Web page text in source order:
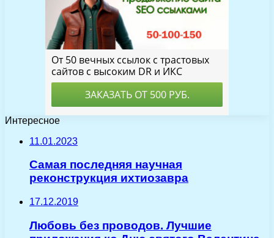
Интересное
11.01.2023
Самая последняя научная
реконструкция ихтиозавра
17.12.2019
Любовь без проводов. Лучшие